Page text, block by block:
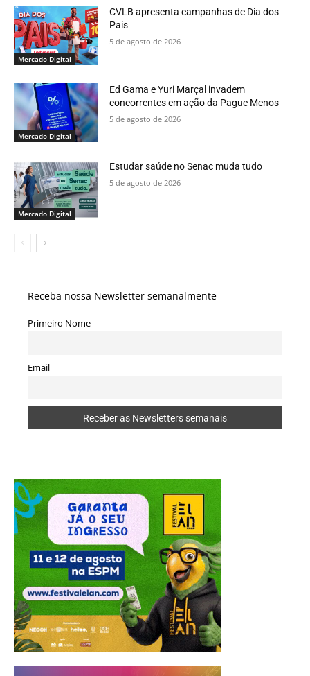
Mercado Digital
CVLB apresenta campanhas de Dia dos
Pais
5 de agosto de 2026
Mercado Digital
Ed Gama e Yuri Marçal invadem
concorrentes em ação da Pague Menos
5 de agosto de 2026
Mercado Digital
Estudar saúde no Senac muda tudo
5 de agosto de 2026
Receba nossa Newsletter semanalmente
Primeiro Nome
Email